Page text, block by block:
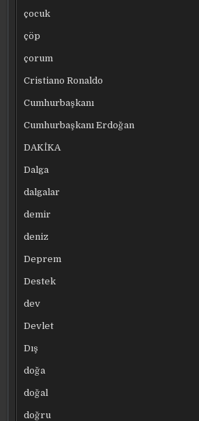
çocuk
çöp
çorum
Cristiano Ronaldo
Cumhurbaşkanı
Cumhurbaşkanı Erdoğan
DAKİKA
Dalga
dalgalar
demir
deniz
Deprem
Destek
dev
Devlet
Dış
doğa
doğal
doğru